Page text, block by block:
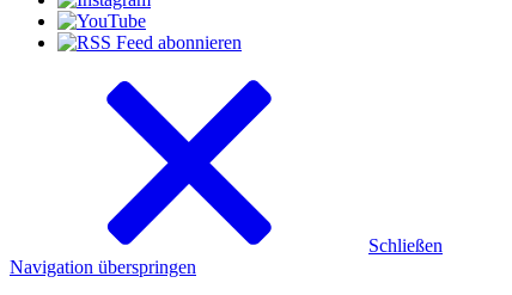
Schließen
Navigation überspringen